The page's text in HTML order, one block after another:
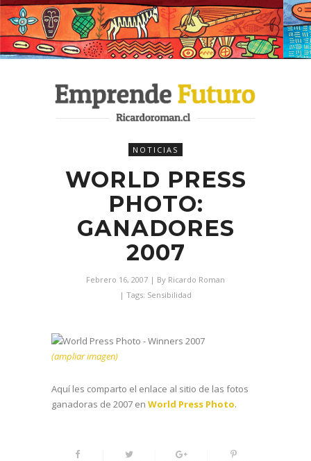
NOTICIAS
WORLD PRESS
PHOTO:
GANADORES
2007
Febrero 16, 2007 | By Ricardo Roman
| Tags: Sensibilidad
(ampliar imagen)
Aquí les comparto el enlace al sitio de las fotos
ganadoras de 2007 en World Press Photo.